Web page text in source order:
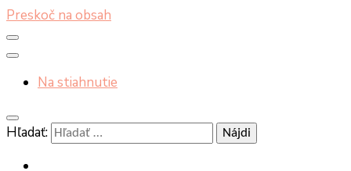
Preskoč na obsah
Na stiahnutie
Hľadať: